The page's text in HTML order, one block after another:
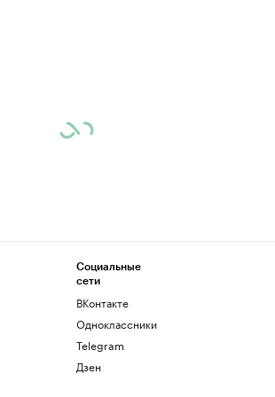
Социальные
сети
ВКонтакте
Одноклассники
Telegram
Дзен